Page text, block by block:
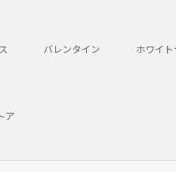
バレンタイン ホワイ
ア